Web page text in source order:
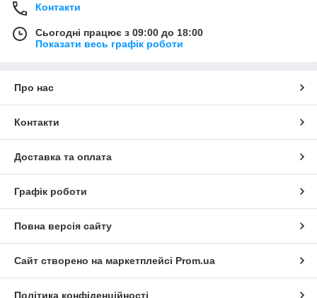
Контакти
Сьогодні працює з 09:00 до 18:00
Показати весь графік роботи
Про нас
Контакти
Доставка та оплата
Графік роботи
Повна версія сайту
Сайт створено на маркетплейсі Prom.ua
Політика конфіденційності